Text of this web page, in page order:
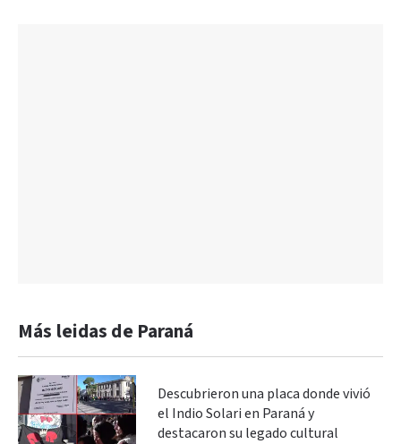
Más leidas de Paraná
Descubrieron una placa donde vivió
el Indio Solari en Paraná y
destacaron su legado cultural